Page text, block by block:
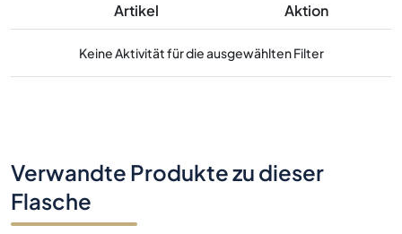
Artikel Aktion
Keine Aktivität für die ausgewählten Filter
Verwandte Produkte zu dieser
Flasche